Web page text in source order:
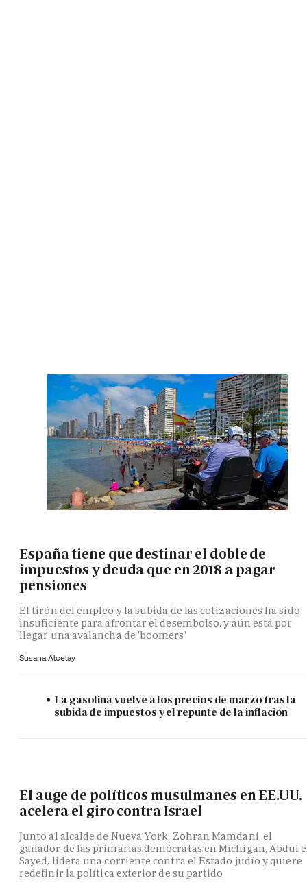
España tiene que destinar el doble de
impuestos y deuda que en 2018 a pagar
pensiones
El tirón del empleo y la subida de las cotizaciones ha sido
insuficiente para afrontar el desembolso, y aún está por
llegar una avalancha de 'boomers'
Susana Alcelay
La gasolina vuelve a los precios de marzo tras la
subida de impuestos y el repunte de la inflación
El auge de políticos musulmanes en EE.UU.
acelera el giro contra Israel
Junto al alcalde de Nueva York, Zohran Mamdani, el
ganador de las primarias demócratas en Míchigan, Abdul
Sayed, lidera una corriente contra el Estado judío y quiere
redefinir la política exterior de su partido